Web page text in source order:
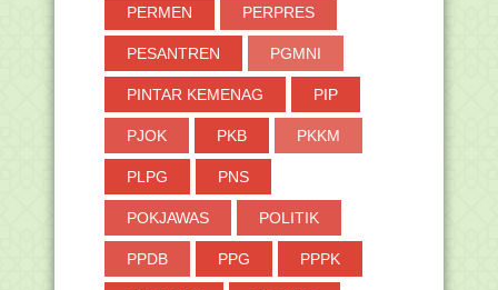
PERMEN PERPRES
PESANTREN PGMNI
PINTAR KEMENAG PIP
PJOK PKB PKKM
PLPG PNS
POKJAWAS POLITIK
PPDB PPG PPPK